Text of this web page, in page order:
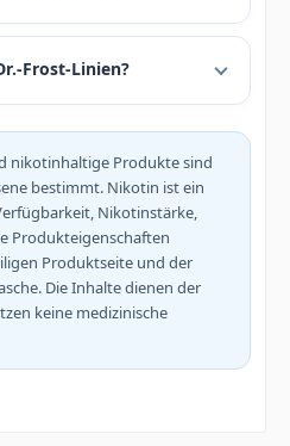
Frost-Linien?
nikotinhaltige Produkte sind
bestimmt. Nikotin ist ein
Nikotinstärke,
Produkteigenschaften
Produktseite und der
Die Inhalte dienen der
keine medizinische